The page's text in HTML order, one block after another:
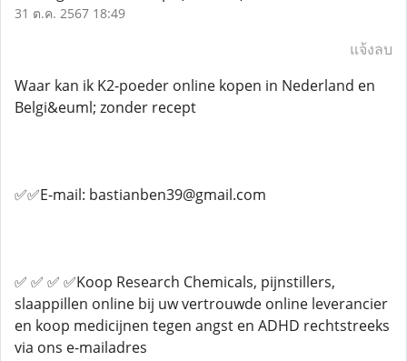
31 ต.ค. 2567 18:49
แจ้งลบ
Waar kan ik K2-poeder online kopen in Nederland en
Belgi&euml; zonder recept
✅✅E-mail: bastianben39@gmail.com
✅ ✅ ✅ ✅Koop Research Chemicals, pijnstillers,
slaappillen online bij uw vertrouwde online leverancier
en koop medicijnen tegen angst en ADHD rechtstreeks
via ons e-mailadres